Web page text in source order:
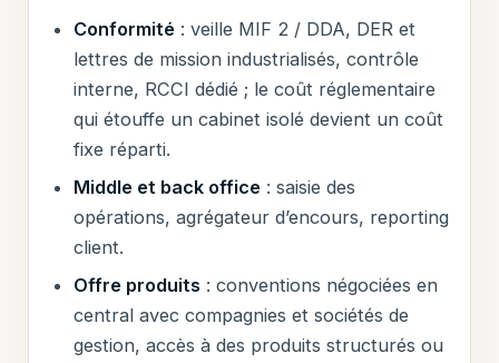
Conformité: veille MIF 2 / DDA, DER et
lettres de mission industrialisés, contrôle
interne, RCCI dédié ; le coût réglementaire
qui étouffe un cabinet isolé devient un coût
fixe réparti.
Middle et back office: saisie des
opérations, agrégateur d’encours, reporting
client.
Offre produits : conventions négociées en
central avec compagnies et sociétés de
gestion, accès à des produits structurés ou